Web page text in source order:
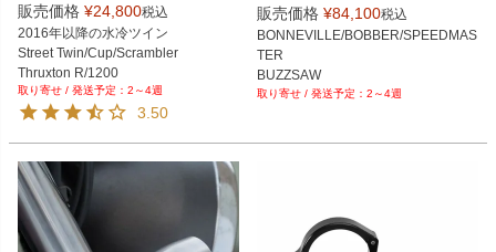
販売価格 ¥24,800税込
2016年以降の水冷ツイン
Street Twin/Cup/Scrambler
Thruxton R/1200
Bonneville T100/T120
2～4週
3.50
M品番：DBR005+DBR005+DBR00
販売価格 ¥84,100税込
BONNEVILLE/BOBBER/SPEEDMAS
TER
BUZZSAW
Brake Disc / Roto 2～4週